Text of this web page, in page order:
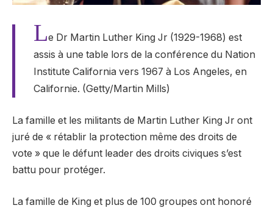
Le Dr Martin Luther King Jr (1929-1968) est
assis à une table lors de la conférence du Nation
Institute California vers 1967 à Los Angeles, en
Californie. (Getty/Martin Mills)
La famille et les militants de Martin Luther King Jr ont
juré de « rétablir la protection même des droits de
vote » que le défunt leader des droits civiques s’est
battu pour protéger.
La famille de King et plus de 100 groupes ont honoré